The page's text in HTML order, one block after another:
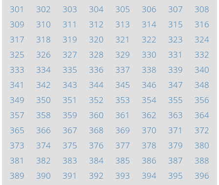
301
302 303 304 305 306 307
308
309
310 311 312 313 314 315
316
317
318 319 320 321 322 323
324
325
326 327 328 329 330 331
332
333
334 335 336 337 338 339
340
341
342 343 344 345 346 347
348
349
350 351 352 353 354 355
356
357
358 359 360 361 362 363
364
365
366 367 368 369 370 371
372
373
374 375 376 377 378 379
380
381
382 383 384 385 386 387
388
389
390 391 392 393 394 395 396